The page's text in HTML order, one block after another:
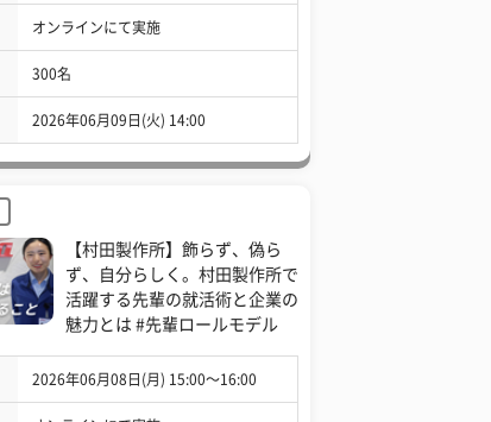
オンラインにて実施
300名
2026年06月09日(火) 14:00
【村田製作所】飾らず、偽ら
ず、自分らしく。村田製作所で
活躍する先輩の就活術と企業の
魅力とは #先輩ロールモデル
2026年06月08日(月) 15:00〜16:00